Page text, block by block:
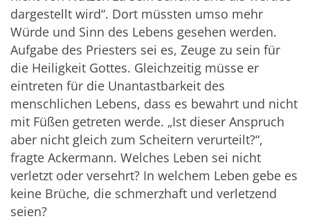
dargestellt wird“. Dort müssten umso mehr
Würde und Sinn des Lebens gesehen werden.
Aufgabe des Priesters sei es, Zeuge zu sein für
die Heiligkeit Gottes. Gleichzeitig müsse er
eintreten für die Unantastbarkeit des
menschlichen Lebens, dass es bewahrt und nicht
mit Füßen getreten werde. „Ist dieser Anspruch
aber nicht gleich zum Scheitern verurteilt?“,
fragte Ackermann. Welches Leben sei nicht
verletzt oder versehrt? In welchem Leben gebe es
keine Brüche, die schmerzhaft und verletzend
seien?